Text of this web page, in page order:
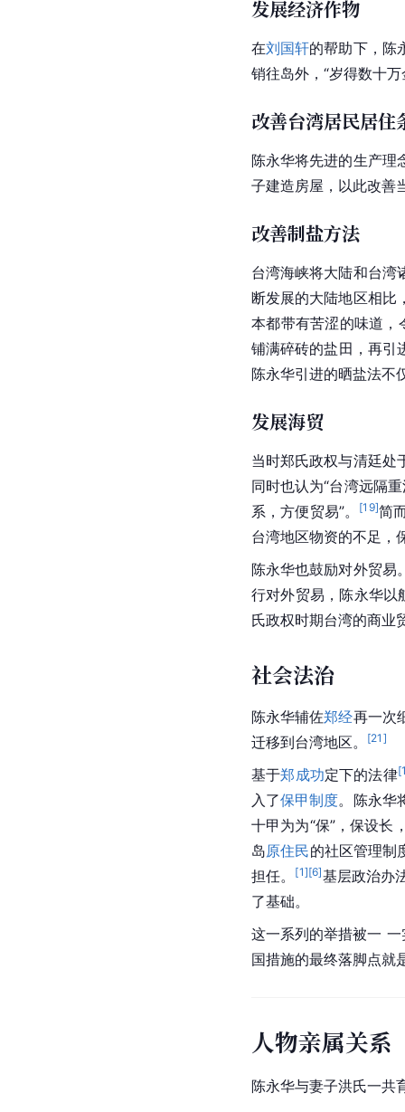
发展经济作物
在刘国轩的帮助下，陈
销往岛外，“岁得数十
改善台湾居民居住
陈永华将先进的生产理
子建造房屋，以此改善
改善制盐方法
台湾海峡将大陆和台湾
断发展的大陆地区相比
本都带有苦涩的味道，
铺满碎砖的盐田，再引
陈永华引进的晒盐法不
发展海贸
当时郑氏政权与清廷处
同时也认为“台湾远隔
系，方便贸易”。
[19]简
台湾地区物资的不足，
陈永华也鼓励对外贸易
行对外贸易，陈永华以
氏政权时期台湾的商业
社会法治
陈永华辅佐郑经再一次
迁移到台湾地区。
[21 ]
基于郑成功定下的法律[
入了保甲制度。陈永华
十甲为为“保”，保设长
岛原住民的社区管理制
担任。
[1][6]基层政治办
了基础。
这一系列的举措被一
国措施的最终落脚点就
人物亲属关系
陈永华与妻子洪氏一共